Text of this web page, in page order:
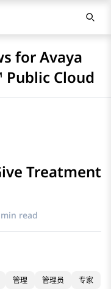
for Avaya
Cloud
Treatment
read
管理 管理员 专家